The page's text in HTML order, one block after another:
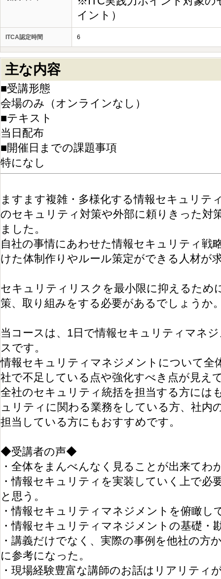
イント）
ITCA認定時間 6
主な内容
■受講形態
会場のみ（オンラインなし）
■テキスト
当日配布
■開催日までの課題事項
特になし
ますます複雑・多様化する情報セキュリテ
のセキュリティ対策や外部に頼りきった対
ました。
自社の事情にあわせた情報セキュリティ戦
けた体制作りやルール策定ができる人材が
セキュリティリスクを最小限に抑えるため
策、取り組みをする必要があるでしょうか
当コースは、1日で情報セキュリティマネ
スです。
情報セキュリティマネジメントについて全
社で不足している点や強化すべき点が見え
全社のセキュリティ統括を担当する方には
ュリティに関わる業務をしている方、社内
担当している方にもおすすめです。
◆受講者の声◆
・全体をまんべんなく見ることが出来てわ
・情報セキュリティを実装していく上で必
と思う。
・情報セキュリティマネジメントを俯瞰し
・情報セキュリティマネジメントの基礎・
・講義だけでなく、実際の事例を他社の方
に参考になった。
・現場経験豊富な講師のお話はリアリティ